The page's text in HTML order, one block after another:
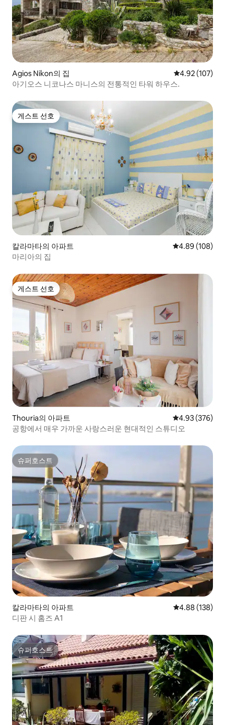
Agios Nikon의 집 평점 4.92점(5
4.92 (107)
아기오스 니코나스 마니스의 전통적인 타워 하우스.
게스트 선호
게스트 선호
칼라마타의 아파트 평점 4.89점(5
4.89 (108)
마리아의 집
게스트 선호
게스트 선호
Thouria의 아파트 평점 4.93점(5
4.93 (376)
공항에서 매우 가까운 사랑스러운 현대적인 스튜디오
슈퍼호스트
슈퍼호스트
칼라마타의 아파트 평점 4.88점(5
4.88 (138)
디판 시 홈즈 A1
슈퍼호스트
슈퍼호스트